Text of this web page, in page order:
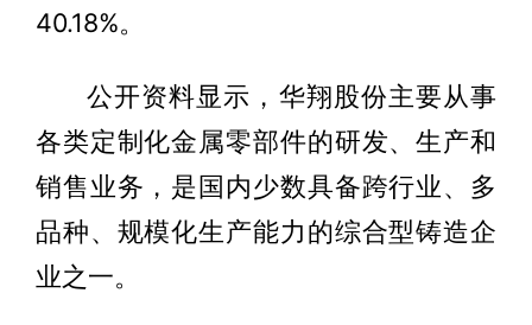
40.18%。
公开资料显示，华翔股份主要从事
各类定制化金属零部件的研发、生产和
销售业务，是国内少数具备跨行业、多
品种、规模化生产能力的综合型铸造企
业之一。